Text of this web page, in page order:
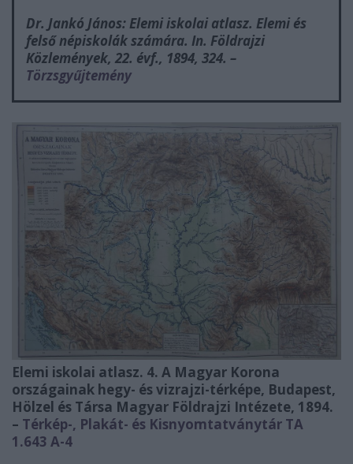
Dr. Jankó János: Elemi iskolai atlasz. Elemi és
felső népiskolák számára. In. Földrajzi
Közlemények, 22. évf., 1894, 324. –
Törzsgyűjtemény
Elemi iskolai atlasz. 4. A Magyar Korona
országainak hegy- és vizrajzi-térképe, Budapest,
Hölzel és Társa Magyar Földrajzi Intézete, 1894.
– Térkép-, Plakát- és Kisnyomtatványtár TA
1.643 A-4